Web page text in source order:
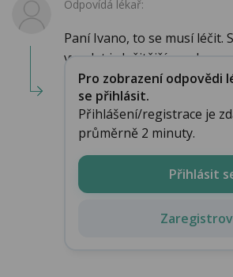
Odpovídá lékař:
Paní Ivano, to se musí léčit.
vyvolat i složitější
Pro zobrazení odpovědi
se přihlásit.
Přihlášení/registrace je
průměrně 2 minuty.
Přihlásit